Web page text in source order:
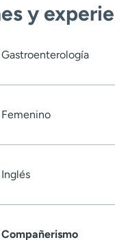
y
Gastroenterología
Femenino
Inglés
Compañerismo